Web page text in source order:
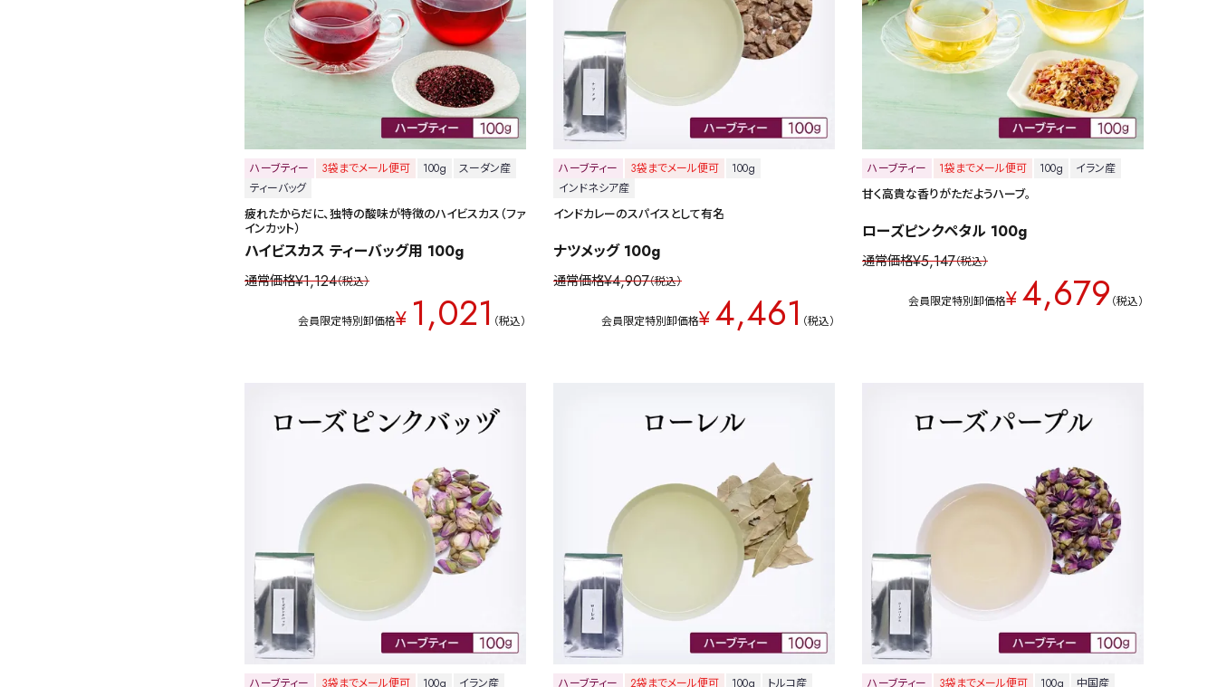
検索
ハーブティー 3袋までメール便可 100g
スーダン産
ティーバッグ
疲れたからだに、独特の酸味が特徴のハイビスカス（ファ
インカット）
ハイビスカス ティーバッグ用 100g
通常価格¥1,124 税込
会員限定特別卸価格¥ 1,021 税込
ハーブティー 3袋までメール便可
100g
インドネシア産
インドカレーのスパイスとして有名
ナツメッグ 100g
通常価格¥4,907 税込
会員限定特別卸価格¥4,461 税込
ハーブティー 1袋までメール便可 100g イラン産
甘く高貴な香りがただようハーブ。
ローズピンクペタル 100g
通常価格¥5,147 税込
会員限定特別卸価格¥4,679 税込
ハーブティー 3袋までメール便可 100g イラン産 ハーブティー 2袋までメール便可 100g トルコ産 ハーブティー 3袋までメール便可 100g 中国産